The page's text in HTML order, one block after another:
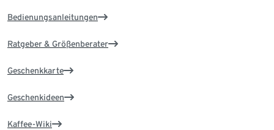
Bedienungsanleitungen
Ratgeber & Größenberater
Geschenkkarte
Geschenkideen
Kaffee-Wiki